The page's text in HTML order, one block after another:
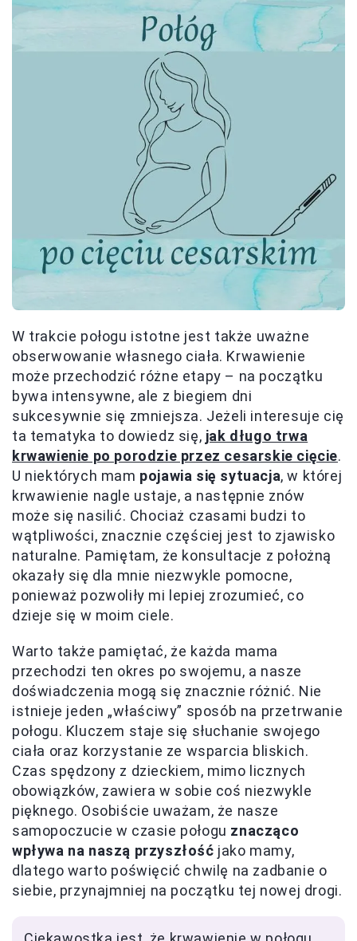
W trakcie połogu istotne jest także uważne
obserwowanie własnego ciała. Krwawienie
może przechodzić różne etapy – na początku
bywa intensywne, ale z biegiem dni
sukcesywnie się zmniejsza. Jeżeli interesuje cię
ta tematyka to dowiedz się, jak długo trwa
krwawienie po porodzie przez cesarskie cięcie.
U niektórych mam pojawia się sytuacja, w której
krwawienie nagle ustaje, a następnie znów
może się nasilić. Chociaż czasami budzi to
wątpliwości, znacznie częściej jest to zjawisko
naturalne. Pamiętam, że konsultacje z położną
okazały się dla mnie niezwykle pomocne,
ponieważ pozwoliły mi lepiej zrozumieć, co
dzieje się w moim ciele.
Warto także pamiętać, że każda mama
przechodzi ten okres po swojemu, a nasze
doświadczenia mogą się znacznie różnić. Nie
istnieje jeden „właściwy” sposób na przetrwanie
połogu. Kluczem staje się słuchanie swojego
ciała oraz korzystanie ze wsparcia bliskich.
Czas spędzony z dzieckiem, mimo licznych
obowiązków, zawiera w sobie coś niezwykle
pięknego. Osobiście uważam, że nasze
samopoczucie w czasie połogu znacząco
wpływa na naszą przyszłość jako mamy,
dlatego warto poświęcić chwilę na zadbanie o
siebie, przynajmniej na początku tej nowej drogi.